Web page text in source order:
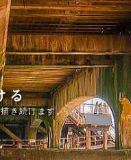
る
き続けます。